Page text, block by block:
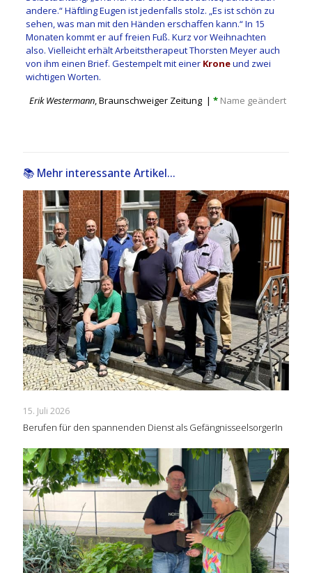
andere.“ Häftling Eugen ist jedenfalls stolz. „Es ist schön zu
sehen, was man mit den Händen erschaffen kann.“ In 15
Monaten kommt er auf freien Fuß. Kurz vor Weihnachten
also. Vielleicht erhält Arbeitstherapeut Thorsten Meyer auch
von ihm einen Brief. Gestempelt mit einer Kroneund zwei
wichtigen Worten.
Erik Westermann, Braunschweiger Zeitung |* Name geändert
📚 Mehr interessante Artikel...
15. Juli 2026
Berufen für den spannenden Dienst als GefängnisseelsorgerIn